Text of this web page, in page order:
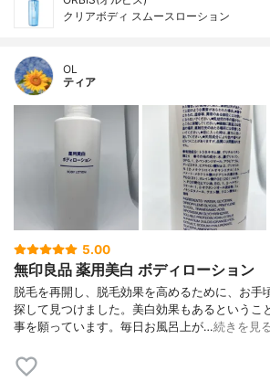
クリアボディ スムースローション
OL
ティア
5.00
無印良品 薬用美白 ボディローション
脱毛を再開し、脱毛効果を高めるために、お手
探して見つけました。美白効果もあるというこ
事を願っています。毎日お風呂上が…続きを見